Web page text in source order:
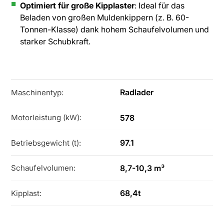
Optimiert für große Kipplaster: Ideal für das
Beladen von großen Muldenkippern (z. B. 60-
Tonnen-Klasse) dank hohem Schaufelvolumen und
starker Schubkraft.
Maschinentyp: Radlader
Motorleistung (kW): 578
Betriebsgewicht (t): 97.1
Schaufelvolumen: 8,7-10,3 m³
Kipplast: 68,4t